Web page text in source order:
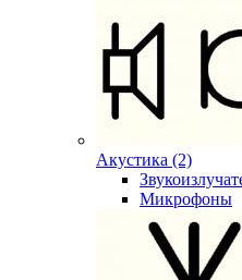
Акустика (2)
Микрофоны